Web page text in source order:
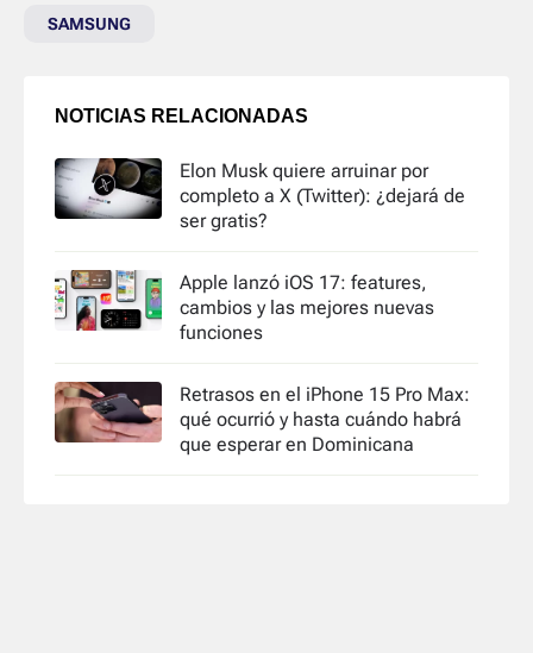
SAMSUNG
NOTICIAS RELACIONADAS
Elon Musk quiere arruinar por
completo a X (Twitter): ¿dejará de
ser gratis?
Apple lanzó iOS 17: features,
cambios y las mejores nuevas
funciones
Retrasos en el iPhone 15 Pro Max:
qué ocurrió y hasta cuándo habrá
que esperar en Dominicana